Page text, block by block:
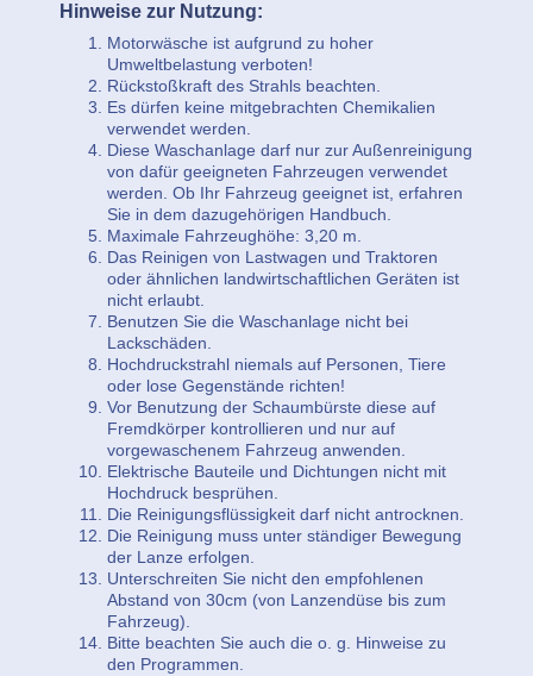
Hinweise zur Nutzung:
Motorwäsche ist aufgrund zu hoher
Umweltbelastung verboten!
Rückstoßkraft des Strahls beachten.
Es dürfen keine mitgebrachten Chemikalien
verwendet werden.
Diese Waschanlage darf nur zur Außenreinigung
von dafür geeigneten Fahrzeugen verwendet
werden. Ob Ihr Fahrzeug geeignet ist, erfahren
Sie in dem dazugehörigen Handbuch.
Maximale Fahrzeughöhe: 3,20 m.
Das Reinigen von Lastwagen und Traktoren
oder ähnlichen landwirtschaftlichen Geräten ist
nicht erlaubt.
Benutzen Sie die Waschanlage nicht bei
Lackschäden.
Hochdruckstrahl niemals auf Personen, Tiere
oder lose Gegenstände richten!
Vor Benutzung der Schaumbürste diese auf
Fremdkörper kontrollieren und nur auf
vorgewaschenem Fahrzeug anwenden.
Elektrische Bauteile und Dichtungen nicht mit
Hochdruck besprühen.
Die Reinigungsflüssigkeit darf nicht antrocknen.
Die Reinigung muss unter ständiger Bewegung
der Lanze erfolgen.
Unterschreiten Sie nicht den empfohlenen
Abstand von 30cm (von Lanzendüse bis zum
Fahrzeug).
Bitte beachten Sie auch die o. g. Hinweise zu
den Programmen.